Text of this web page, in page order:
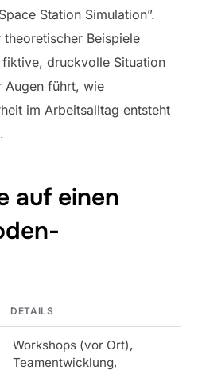
Station Simulation”.
Beispiele
fiktive, druckvolle Situation
Augen führt, wie
im Arbeitsalltag entsteht
auf einen
DETAILS
Workshops (vor Ort),
Teamentwicklung,